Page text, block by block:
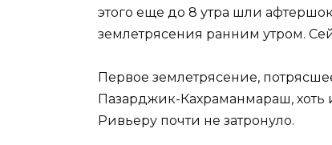
этого еще до 8 утра шли
землетрясения ранним утром.
Первое землетрясение,
Пазарджик-Кахраманмараш, хоть
Ривьеру почти не затронуло.